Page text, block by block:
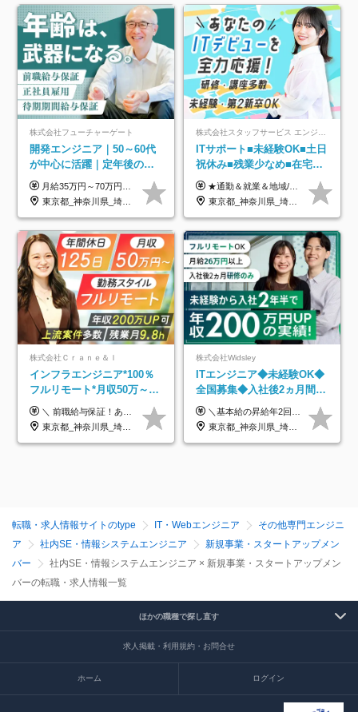
株式会社フューチャーゲート
開発エンジニア｜50～60代
が中心に活躍｜定年後の給
与減ナシ｜年収50万円アッ
プ実績／昇給率92％（直近3
年）
月給35万円～70万円（固定残業代30時間分63,869円～を含む）+賞与年1回 ※30時間を超える分は別途支給します ●これまでのご経験・スキル・前職給与をできる限り考慮します ●待機期間も給与を100％支給します ●試用期間中も給与や福利厚生は同じです ≪年収を維持しながら長く働けます！≫ 一般的な企業では55歳や60歳を機に年収が下がりますが、 当社は役職などではなく「スキルや経験」で評価。 エンジニアとして長く働きながら あなたにふさわしい年収を維持できます！
東京都_神奈川県_埼玉県_千葉県
ITサポート■未経験OK■土日
祝休み■残業少なめ■在宅実
績あり■約900種類のスキル
アップ講座あり■全国募集
★通勤＆就業＆地域/住宅＆役職手当あり ★残業代は全額支給 ★選べる給与制度あり！ ■東京・神奈川・千葉・埼玉勤務の場合 月給24.5万円～55万円＋諸手当 （残業代は全額支給） (20,000円の地域/住宅手当込み) ■愛知・京都・大阪・兵庫勤務の場合 月給24万円以上＋諸手当 （残業代は全額支給） (15,000円の地域/住宅手当込み) ■茨城・栃木・群馬・静岡・三重・滋賀・広島・福岡勤務の場合 月給23.5万円以上＋諸手当 （残業代は全額支給） (10,000円の地域/住宅手当込み) ■北海道・宮城・山梨・長野・岐阜・奈良・和歌山・岡山勤務の場合 月給23万円以上＋諸手当 （残業代は全額支給） (5,000円の地域/住宅手当込み) ■その他のエリア勤務の場合 月給22.5万円以上＋諸手当 （残業代は全額支給） ※経験や能力を考慮し、当社規定により優遇します 【昇給：年一回実施】 【選べる給与制度】 ★収入を重視する方に… 「変動型人事制度」の選択も可能（派遣先からの評価に応じて収入アップ！） ※年2回のタイミングで希望者と面談の上決定します。
東京都_神奈川県_埼玉県_千葉県_大阪府_愛知県_北海道_岩手県_宮城県_山形県_福島県_茨城県_栃木県_群馬県_山梨県_長野県_富山県_石川県_静岡県_岐阜県_三重県_兵庫県_京都府_滋賀県_奈良県_広島県_岡山県_山口県_愛媛県_福岡県_熊本県_長崎県
株式会社Ｃｒａｎｅ＆Ｉ
インフラエンジニア*100％
フルリモート*月収50万～*
クラウド×上流工程*前職給
与保証*残業月9.8h
＼ 前職給与保証！あなたのこれまでの経験を正当評価 ／ ★月収50万円～スタート！【年俸600万～1,162万8,000円（12分割）】 ――「頑張りが給与に直結しない…」そんな不満とは無縁の環境です。 実際、入社後に「年収150万～200万円UP」を実現した先輩エンジニアが多数活躍中！ 【 収入をさらに押し上げる充実のプラスα 】 スキルを磨くほど得をする「資格手当」 ⇒ 1資格につき毎月3,000円～30,000円を継続支給！ 成果を見逃さない「功績手当」 ⇒ 社員の頑張りに応じて最大10万円をダイレクトに支給！ スピード昇給・高年収も可能 ⇒ 1回の昇給で年収数十万UPのチャンスあり。ゆくゆくは年収1000万以上のハイクラスも目指せます。 ※経験・スキルを考慮の上決定します ※上記金額には固定残業代（月30h分・95,000円～184,000円）を含みます ※超過分は別途全額支給します ※試用期間2ヶ月間あり（その他待遇に差異はありません）
東京都_神奈川県_埼玉県_千葉県_大阪府_愛知県_北海道_青森県_岩手県_宮城県_秋田県_山形県_福島県_茨城県_栃木県_群馬県_新潟県_山梨県_長野県_富山県_石川県_福井県_静岡県_岐阜県_三重県_兵庫県_京都府_滋賀県_奈良県_和歌山県_広島県_岡山県_鳥取県_島根県_山口県_徳島県_香川県_愛媛県_高知県_福岡県_熊本県_佐賀県_長崎県_大分県_宮崎県_鹿児島県_沖縄県
株式会社Widsley
ITエンジニア◆未経験OK◆
全国募集◆入社後2ヵ月間は
研修のみ◆フルリモート
OK◆残業月3h◆服装髪型自
＼基本給の昇給年2回＆プロジェクト手当による昇給年12回！！／ 【経験者の場合】 月給33万円～70万円＋プロジェクト手当＋資格手当 ★スキルや経験を考慮の上、優遇します ★上記給与には固定残業代20時間分(月4万3883円～)を含みます。残業が超過した場合は、追加支給します(残業は月平均3時間とほぼ発生しません。残業がなくても、固定残業代は支給されます) ★試用期間中も、月給や福利厚生等は同じです ---------- 【未経験者の場合】 月給26万円～50万円＋プロジェクト手当＋資格手当 ★スキルや経験を考慮の上、優遇します ★上記給与には固定残業代20時間分(月3万719円～)を含みます。残業が超過した場合は、追加支給します(残業は月平均3時間とほぼ発生しません。残業がなくても、固定残業代は支給されます) ★試用期間6ヵ月あり ・1ヶ月目～：月給23万円～ ・2ヶ月目～6ヶ月目：月給23万円～＋プロジェクト手当1～3万円 （上記給与にはそれぞれ固定残業代20時間分(月3万719円～)を含み、超過した場合は追加支給します。） ---------- 【プロジェクト手当について】 参画するプロジェクトの単価に応じて毎月の歩合給を支給します 業界内でもトップクラスの高還元です！
東京都_神奈川県_埼玉県_千葉県_大阪府_愛知県_北海道_青森県_岩手県_宮城県_秋田県_山形県_福島県_茨城県_栃木県_群馬県_新潟県_山梨県_長野県_富山県_石川県_福井県_静岡県_岐阜県_三重県_兵庫県_京都府_滋賀県_奈良県_和歌山県_広島県_岡山県_鳥取県_島根県_山口県_徳島県_香川県_愛媛県_高知県_福岡県_熊本県_佐賀県_長崎県_大分県_宮崎県_鹿児島県_沖縄県
転職・求人情報サイトのtype IT・Webエンジニア
その他専門エンジニ
ア
社内SE・情報システムエンジニア
新規事業・スタートアップメン
バー
社内SE・情報システムエンジニア × 新規事業・スタートアップメン
バーの転職・求人情報一覧
ほかの職種で探し直す
求人掲載・利用規約・お問合せ
ホーム ログイン